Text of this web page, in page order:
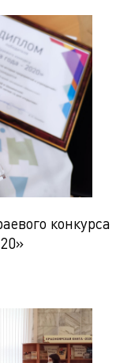
конкурса